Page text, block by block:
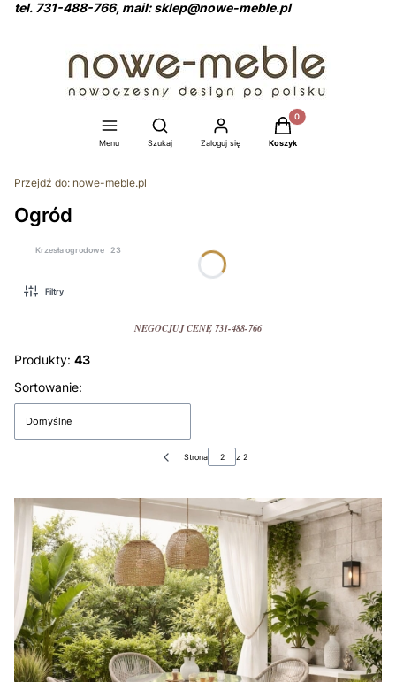
tel. 731-488-766, mail: sklep@nowe-meble.pl
Menu
Otwórz wyszukiwarkę
Szukaj Zaloguj się
Produkty w koszyku:
Koszyk
Przejdź do: nowe-meble.pl
Ogród
Krzesła ogrodowe 23
Filtry
NEGOCJUJ CENĘ 731-488-766
Produkty: 43
Lista produktów
Sortowanie:
Domyślne
Poprzednie produkty
Strona z 2